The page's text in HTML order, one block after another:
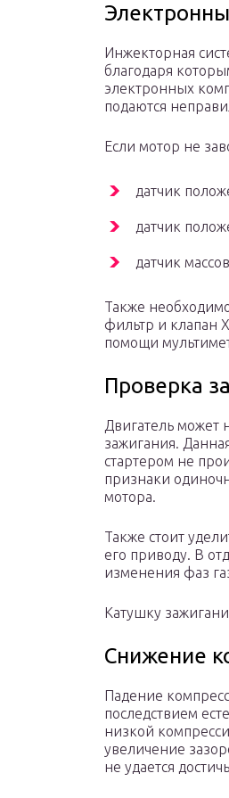
Инжекторная
благодаря
электронных
подаются
Если мотор не
датчик
датчик
датчик
Также
фильтр и клапан
помощи
Проверка
Двигатель может
зажигания.
стартером не
признаки
мотора.
Также стоит
его приводу. В
изменения фаз
Катушку
Снижение
Падение
последствием
низкой
увеличение
не удается